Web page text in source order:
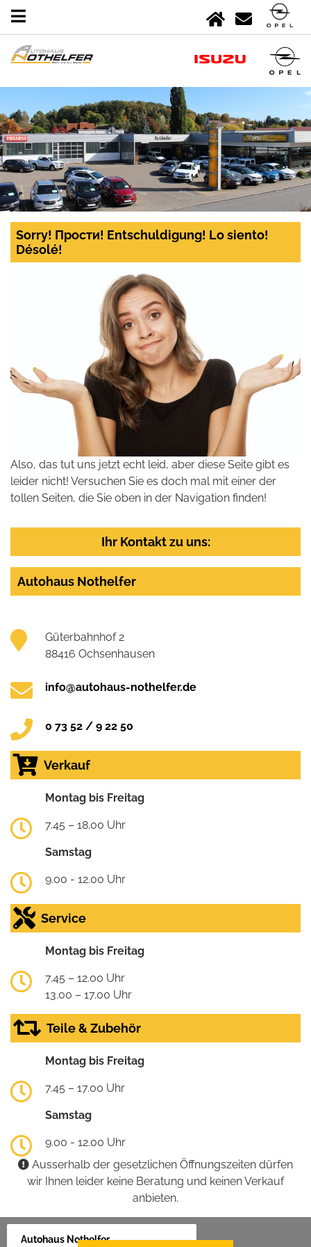
Sorry! Прости! Entschuldigung! Lo siento!
Désolé!
Also, das tut uns jetzt echt leid, aber diese Seite gibt es
leider nicht! Versuchen Sie es doch mal mit einer der
tollen Seiten, die Sie oben in der Navigation finden!
Ihr Kontakt zu uns:
Autohaus Nothelfer
Güterbahnhof 2
88416 Ochsenhausen
info@autohaus-nothelfer.de
0 73 52 / 9 22 50
Verkauf
Montag bis Freitag
7.45 – 18.00 Uhr
Samstag
9.00 - 12.00 Uhr
Service
Montag bis Freitag
7.45 – 12.00 Uhr
13.00 – 17.00 Uhr
Teile & Zubehör
Montag bis Freitag
7.45 – 17.00 Uhr
Samstag
9.00 - 12.00 Uhr
Ausserhalb der gesetzlichen Öffnungszeiten dürfen
wir Ihnen leider keine Beratung und keinen Verkauf
anbieten.
Autohaus Nothelfer